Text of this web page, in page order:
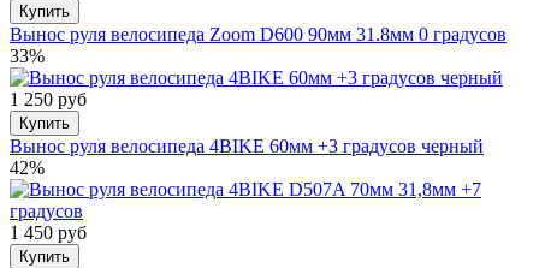
Купить
Вынос руля велосипеда Zoom D600 90мм 31.8мм 0 градусов
33%
1 250 руб
Купить
Вынос руля велосипеда 4BIKE 60мм +3 градусов черный
42%
1 450 руб
Купить